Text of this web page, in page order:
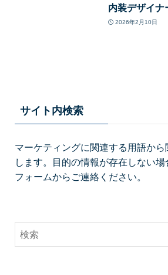
内装デザイナ
2026年2月10日
サイト内検索
マーケティングに関連する用語か
します。目的の情報が存在しない
フォームからご連絡ください。